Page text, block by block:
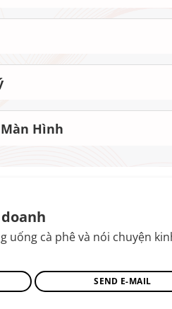
Hình
uống cà phê và nói chuyện
SEND E-MAIL